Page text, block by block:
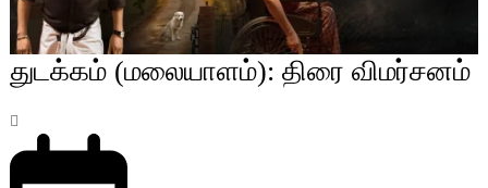
துடக்கம் (மலையாளம்): திரை விமர்சனம்